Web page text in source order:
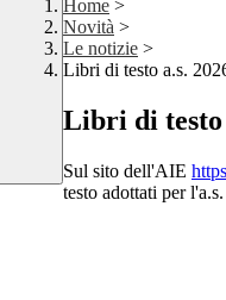
Home >
Novità >
Le notizie >
Libri di testo a.s.
Libri di testo
Sul sito dell'AIE
testo adottati per